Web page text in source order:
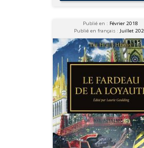
Publié en : Février 2018
Publié en français : Juillet